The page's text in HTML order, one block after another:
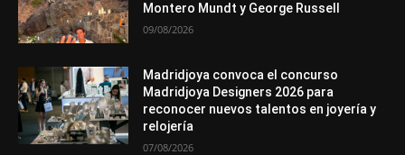
Más
Montero Mundt y George Russell
09/08/2026
Madridjoya convoca el concurso
Madridjoya Designers 2026 para
reconocer nuevos talentos en joyería y
relojería
07/08/2026